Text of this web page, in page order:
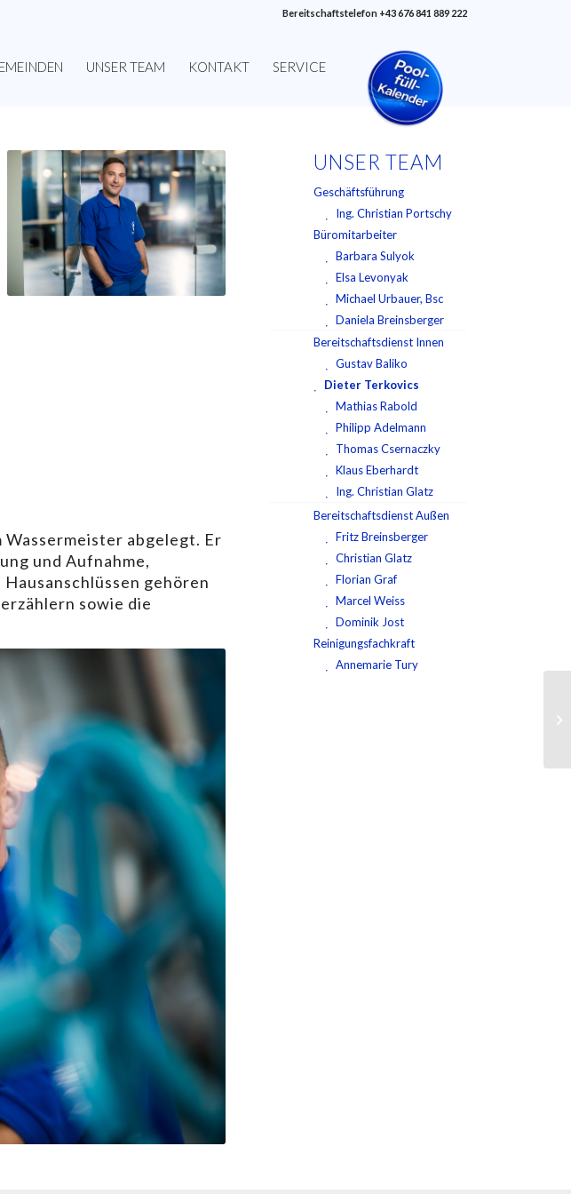
Bereitschaftstelefon +43 676 841 889 222
UNSER TEAM KONTAKT SERVICE
abgelegt. Er
und Aufnahme,
gehören
sowie die
UNSER TEAM
Geschäftsführung
Ing. Christian Portschy
Büromitarbeiter
Barbara Sulyok
Elsa Levonyak
Michael Urbauer, Bsc
Daniela Breinsberger
Bereitschaftsdienst Innen
Gustav Baliko
Dieter Terkovics
Mathias Rabold
Philipp Adelmann
Thomas Csernaczky
Klaus Eberhardt
Ing. Christian Glatz
Bereitschaftsdienst Außen
Fritz Breinsberger
Christian Glatz
Florian Graf
Marcel Weiss
Dominik Jost
Reinigungsfachkraft
Annemarie Tury